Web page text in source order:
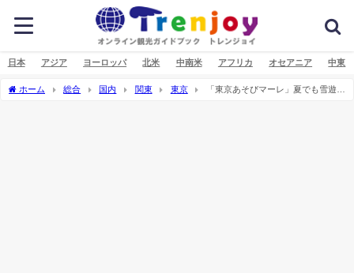
日本 アジア ヨーロッパ 北米 中南米 アフリカ オセアニア 中東
ホーム 総合 国内 関東 東京
「東京あそびマーレ」夏でも雪遊び